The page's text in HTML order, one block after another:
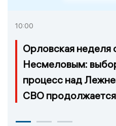
10:00
Орловская неделя
Несмеловым:
процесс над
СВО продолжается